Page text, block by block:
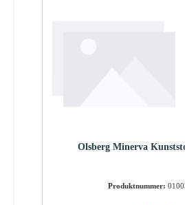
Olsberg Minerva
Produktnummer: